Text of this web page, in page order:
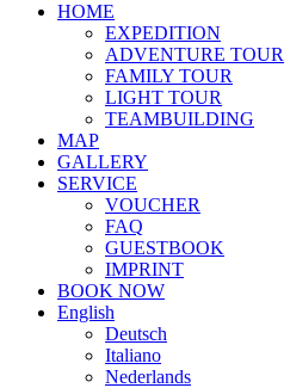
HOME
EXPEDITION
ADVENTURE TOUR
FAMILY TOUR
LIGHT TOUR
TEAMBUILDING
MAP
GALLERY
SERVICE
VOUCHER
FAQ
GUESTBOOK
IMPRINT
BOOK NOW
English
Deutsch
Italiano
Nederlands